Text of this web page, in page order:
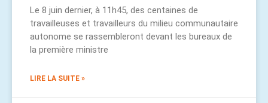
Le 8 juin dernier, à 11h45, des centaines de
travailleuses et travailleurs du milieu communautaire
autonome se rassembleront devant les bureaux de
la première ministre
LIRE LA SUITE »